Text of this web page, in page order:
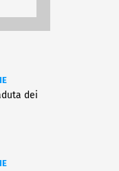
dei